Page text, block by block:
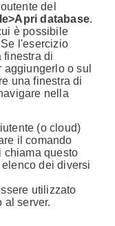
del
database.
è possibile
l'esercizio
finestra di
aggiungerlo o sul
una finestra di
nella
(o cloud)
il comando
chiama questo
dei diversi
utilizzato
al server.